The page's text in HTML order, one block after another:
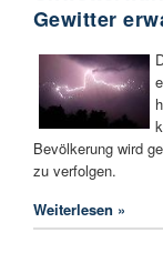
Gewitter
Bevölkerung wird
zu verfolgen.
Weiterlesen »